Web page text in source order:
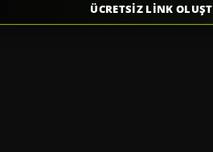
ÜCRETSİZ LİNK